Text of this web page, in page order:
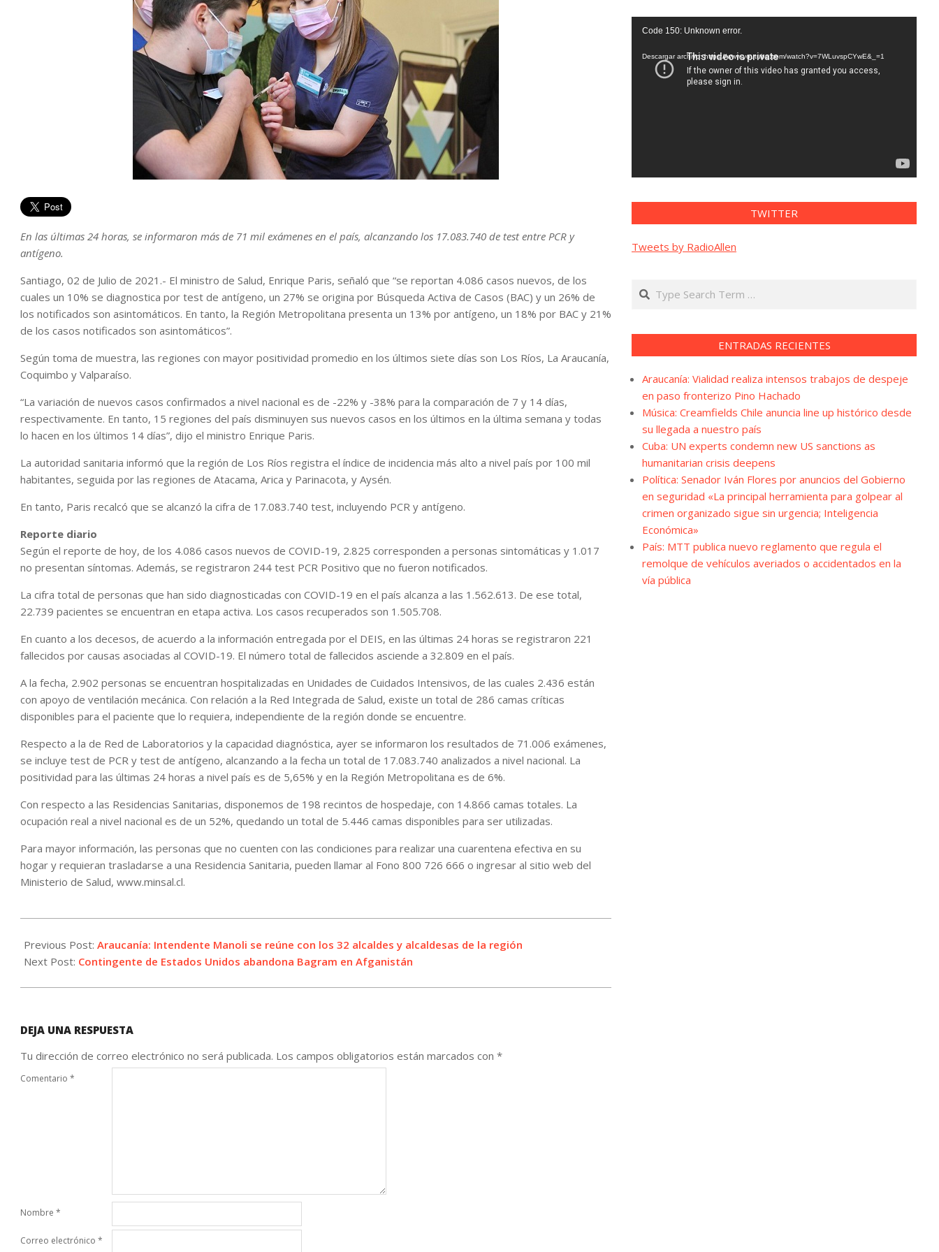
En las últimas 24 horas, se informaron más de 71 mil exámenes en el país, alcanzando los 17.083.740 de test entre PCR y
antígeno.
Santiago, 02 de Julio de 2021.- El ministro de Salud, Enrique Paris, señaló que “se reportan 4.086 casos nuevos, de los
cuales un 10% se diagnostica por test de antígeno, un 27% se origina por Búsqueda Activa de Casos (BAC) y un 26% de
los notificados son asintomáticos. En tanto, la Región Metropolitana presenta un 13% por antígeno, un 18% por BAC y 21%
de los casos notificados son asintomáticos”.
Según toma de muestra, las regiones con mayor positividad promedio en los últimos siete días son Los Ríos, La Araucanía,
Coquimbo y Valparaíso.
“La variación de nuevos casos confirmados a nivel nacional es de -22% y -38% para la comparación de 7 y 14 días,
respectivamente. En tanto, 15 regiones del país disminuyen sus nuevos casos en los últimos en la última semana y todas
lo hacen en los últimos 14 días”, dijo el ministro Enrique Paris.
La autoridad sanitaria informó que la región de Los Ríos registra el índice de incidencia más alto a nivel país por 100 mil
habitantes, seguida por las regiones de Atacama, Arica y Parinacota, y Aysén.
En tanto, Paris recalcó que se alcanzó la cifra de 17.083.740 test, incluyendo PCR y antígeno.
Reporte diario
Según el reporte de hoy, de los 4.086 casos nuevos de COVID-19, 2.825 corresponden a personas sintomáticas y 1.017
no presentan síntomas. Además, se registraron 244 test PCR Positivo que no fueron notificados.
La cifra total de personas que han sido diagnosticadas con COVID-19 en el país alcanza a las 1.562.613. De ese total,
22.739 pacientes se encuentran en etapa activa. Los casos recuperados son 1.505.708.
En cuanto a los decesos, de acuerdo a la información entregada por el DEIS, en las últimas 24 horas se registraron 221
fallecidos por causas asociadas al COVID-19. El número total de fallecidos asciende a 32.809 en el país.
A la fecha, 2.902 personas se encuentran hospitalizadas en Unidades de Cuidados Intensivos, de las cuales 2.436 están
con apoyo de ventilación mecánica. Con relación a la Red Integrada de Salud, existe un total de 286 camas críticas
disponibles para el paciente que lo requiera, independiente de la región donde se encuentre.
Respecto a la de Red de Laboratorios y la capacidad diagnóstica, ayer se informaron los resultados de 71.006 exámenes,
se incluye test de PCR y test de antígeno, alcanzando a la fecha un total de 17.083.740 analizados a nivel nacional. La
positividad para las últimas 24 horas a nivel país es de 5,65% y en la Región Metropolitana es de 6%.
Con respecto a las Residencias Sanitarias, disponemos de 198 recintos de hospedaje, con 14.866 camas totales. La
ocupación real a nivel nacional es de un 52%, quedando un total de 5.446 camas disponibles para ser utilizadas.
Para mayor información, las personas que no cuenten con las condiciones para realizar una cuarentena efectiva en su
hogar y requieran trasladarse a una Residencia Sanitaria, pueden llamar al Fono 800 726 666 o ingresar al sitio web del
Ministerio de Salud, www.minsal.cl.
07-
02
Previous Post: Araucanía: Intendente Manoli se reúne con los 32 alcaldes y alcaldesas de la región
Next Post: Contingente de Estados Unidos abandona Bagram en Afganistán
DEJA UNA RESPUESTA
Tu dirección de correo electrónico no será publicada. Los campos obligatorios están marcados con *
Comentario *
Nombre *
Correo electrónico *
Reproductor
vídeo
Code 150: Unknown error.
Descargar archivo: https://www.youtube.com/watch?v=7WLuvspCYwE&_=1
TWITTER
Tweets by RadioAllen
Search
ENTRADAS RECIENTES
Araucanía: Vialidad realiza intensos trabajos de despeje
en paso fronterizo Pino Hachado
Música: Creamfields Chile anuncia line up histórico desde
su llegada a nuestro país
Cuba: UN experts condemn new US sanctions as
humanitarian crisis deepens
Política: Senador Iván Flores por anuncios del Gobierno
en seguridad «La principal herramienta para golpear al
crimen organizado sigue sin urgencia; Inteligencia
Económica»
País: MTT publica nuevo reglamento que regula el
remolque de vehículos averiados o accidentados en la
vía pública